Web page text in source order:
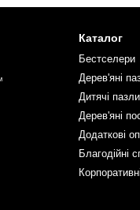
Каталог
Бестселери
Дерев'яні
Дитячі пазли
Дерев'яні
Додаткові
Благодійні